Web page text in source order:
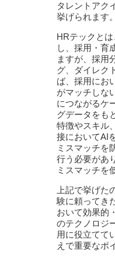
タレントアク
挙げられます。
HRテックと
し、採用・育
ますが、採用
グ、ダイレク
ば、採用にお
がマッチしな
につながるケ
グデータをも
特徴やスキル
接においてAI
ミスマッチを
行う必要があ
ミスマッチを
上記で挙げ
験に頼ってき
おいて効果的
のテクノロジ
用に役立てて
えで重要なポ